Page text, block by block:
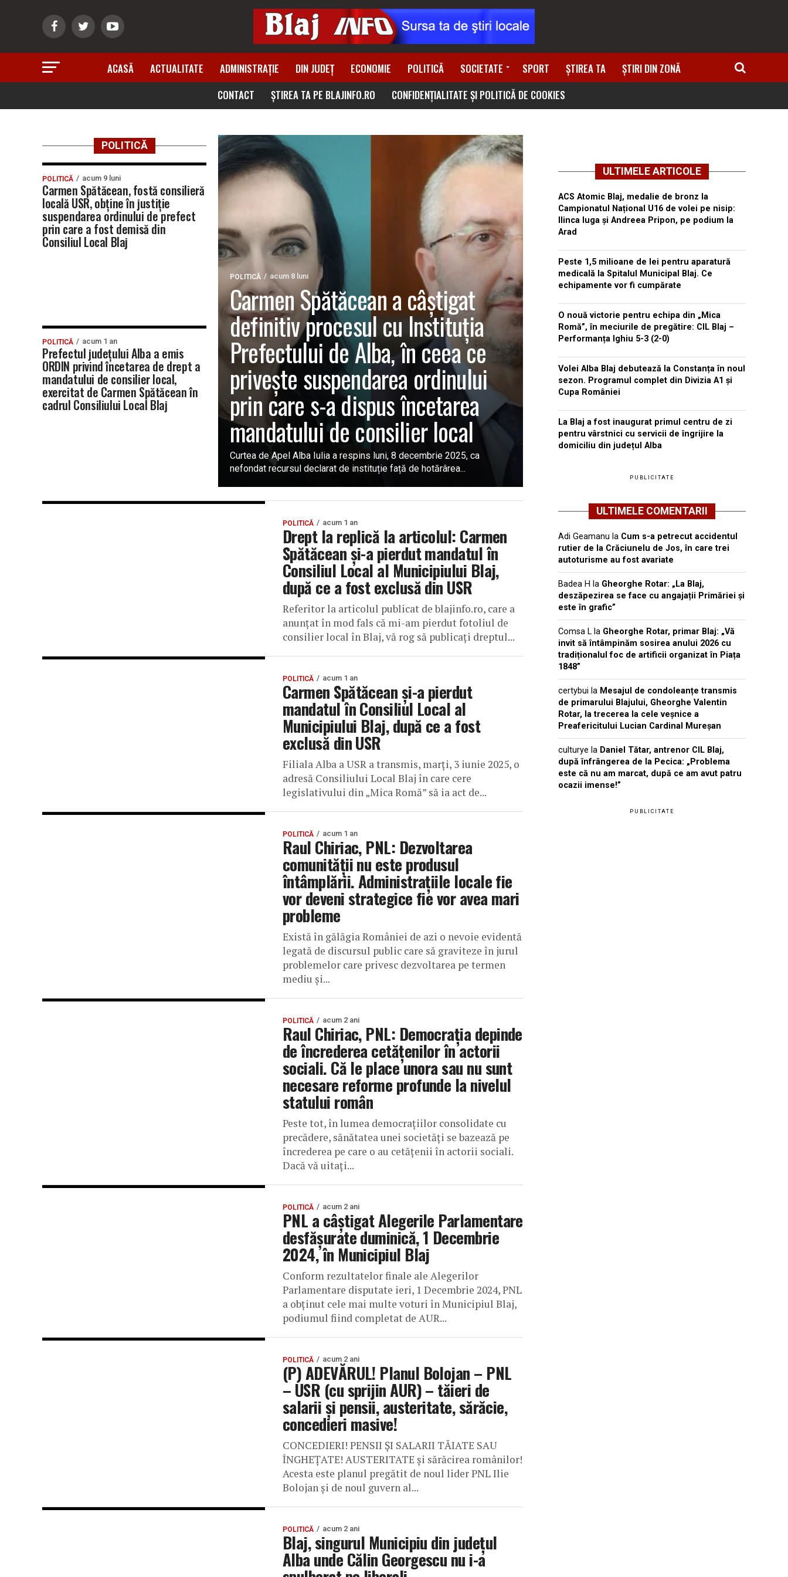
ACASĂ ACTUALITATE ADMINISTRAȚIE DIN JUDEȚ ECONOMIE POLITICĂ SOCIETATE SPORT ȘTIREA TA
ȘTIRI DIN ZONĂ
CONTACT
ȘTIREA TA PE BLAJINFO.RO CONFIDENȚIALITATE ȘI POLITICĂ DE COOKIES
POLITICĂ acum 8 luni
Carmen Spătăcean a câștigat
definitiv procesul cu Instituția
Prefectului de Alba, în ceea ce
privește suspendarea ordinului
prin care s-a dispus încetarea
mandatului de consilier local
Curtea de Apel Alba Iulia a respins luni, 8 decembrie 2025, ca
nefondat recursul declarat de instituție față de hotărârea...
POLITICĂ
POLITICĂ acum 9 luni
Carmen Spătăcean, fostă consilieră
locală USR, obține în justiție
suspendarea ordinului de prefect
prin care a fost demisă din
Consiliul Local Blaj
POLITICĂ acum 1 an
Prefectul județului Alba a emis
ORDIN privind încetarea de drept a
mandatului de consilier local,
exercitat de Carmen Spătăcean în
cadrul Consiliului Local Blaj
POLITICĂ acum 1 an
Drept la replică la articolul: Carmen
Spătăcean și-a pierdut mandatul în
Consiliul Local al Municipiului Blaj,
după ce a fost exclusă din USR
Referitor la articolul publicat de blajinfo.ro, care a
anunțat în mod fals că mi-am pierdut fotoliul de
consilier local în Blaj, vă rog să publicați dreptul...
POLITICĂ acum 1 an
Carmen Spătăcean și-a pierdut
mandatul în Consiliul Local al
Municipiului Blaj, după ce a fost
exclusă din USR
Filiala Alba a USR a transmis, marți, 3 iunie 2025, o
adresă Consiliului Local Blaj în care cere
legislativului din „Mica Romă” să ia act de...
POLITICĂ acum 1 an
Raul Chiriac, PNL: Dezvoltarea
comunității nu este produsul
întâmplării. Administrațiile locale fie
vor deveni strategice fie vor avea mari
probleme
Există în gălăgia României de azi o nevoie evidentă
legată de discursul public care să graviteze în jurul
problemelor care privesc dezvoltarea pe termen
mediu și...
POLITICĂ acum 2 ani
Raul Chiriac, PNL: Democrația depinde
de încrederea cetățenilor în actorii
sociali. Că le place unora sau nu sunt
necesare reforme profunde la nivelul
statului român
Peste tot, în lumea democrațiilor consolidate cu
precădere, sănătatea unei societăți se bazează pe
încrederea pe care o au cetățenii în actorii sociali.
Dacă vă uitați...
POLITICĂ acum 2 ani
PNL a câștigat Alegerile Parlamentare
desfășurate duminică, 1 Decembrie
2024, în Municipiul Blaj
Conform rezultatelor finale ale Alegerilor
Parlamentare disputate ieri, 1 Decembrie 2024, PNL
a obținut cele mai multe voturi în Municipiul Blaj,
podiumul fiind completat de AUR...
POLITICĂ acum 2 ani
(P) ADEVĂRUL! Planul Bolojan – PNL
– USR (cu sprijin AUR) – tăieri de
salarii și pensii, austeritate, sărăcie,
concedieri masive!
CONCEDIERI! PENSII ȘI SALARII TĂIATE SAU
ÎNGHEȚATE! AUSTERITATE și sărăcirea românilor!
Acesta este planul pregătit de noul lider PNL Ilie
Bolojan și de noul guvern al...
POLITICĂ acum 2 ani
Blaj, singurul Municipiu din județul
Alba unde Călin Georgescu nu i-a
ULTIMELE ARTICOLE
ACS Atomic Blaj, medalie de bronz la
Campionatul Național U16 de volei pe nisip:
Ilinca Iuga și Andreea Pripon, pe podium la
Arad
Peste 1,5 milioane de lei pentru aparatură
medicală la Spitalul Municipal Blaj. Ce
echipamente vor fi cumpărate
O nouă victorie pentru echipa din „Mica
Romă”, în meciurile de pregătire: CIL Blaj –
Performanța Ighiu 5-3 (2-0)
Volei Alba Blaj debutează la Constanța în noul
sezon. Programul complet din Divizia A1 și
Cupa României
La Blaj a fost inaugurat primul centru de zi
pentru vârstnici cu servicii de îngrijire la
domiciliu din județul Alba
PUBLICITATE
ULTIMELE COMENTARII
Adi Geamanu la Cum s-a petrecut accidentul
rutier de la Crăciunelu de Jos, în care trei
autoturisme au fost avariate
Badea H la Gheorghe Rotar: „La Blaj,
deszăpezirea se face cu angajații Primăriei și
este în grafic”
Comsa L la Gheorghe Rotar, primar Blaj: „Vă
invit să întâmpinăm sosirea anului 2026 cu
tradiționalul foc de artificii organizat în Piața
1848”
certybui la Mesajul de condoleanțe transmis
de primarului Blajului, Gheorghe Valentin
Rotar, la trecerea la cele veșnice a
Preafericitului Lucian Cardinal Mureșan
culturye la Daniel Tătar, antrenor CIL Blaj,
după înfrângerea de la Pecica: „Problema
este că nu am marcat, după ce am avut patru
ocazii imense!”
PUBLICITATE